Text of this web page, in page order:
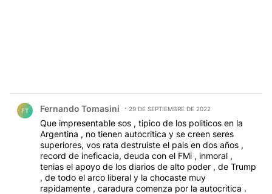
FT Fernando Tomasini 29 DE SEPTIEMBRE DE 2022
Que impresentable sos , tipico de los politicos en la
Argentina , no tienen autocritica y se creen seres
superiores, vos rata destruiste el pais en dos años ,
record de ineficacia, deuda con el FMi , inmoral ,
tenias el apoyo de los diarios de alto poder , de Trump
, de todo el arco liberal y la chocaste muy
rapidamente , caradura comenza por la autocritica .